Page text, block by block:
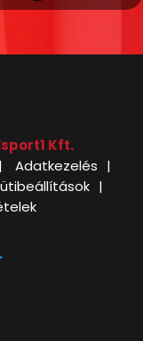
Kft.
Adatkezelés